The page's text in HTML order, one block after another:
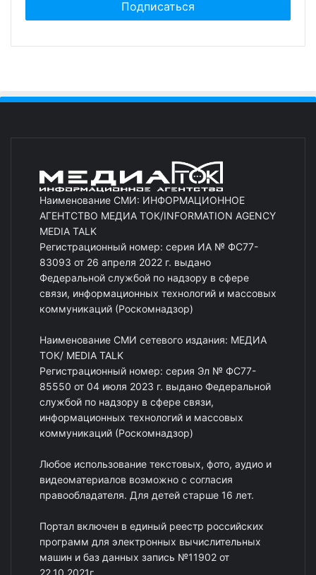
Наименование СМИ: ИНФОРМАЦИОННОЕ
АГЕНТСТВО МЕДИА ТОК/INFORMATION AGENCY
MEDIA TALK
Регистрационный номер: серия ИА № ФС77-
83093 от 26 апреля 2022 г. выдано
Федеральной службой по надзору в сфере
связи, информационных технологий и массовых
коммуникаций (Роскомнадзор)
Наименование СМИ сетевого издания: МЕДИА
ТОК/ MEDIA TALK
Регистрационный номер: серия Эл № ФС77-
85550 от 04 июля 2023 г. выдано Федеральной
службой по надзору в сфере связи,
информационных технологий и массовых
коммуникаций (Роскомнадзор)
Любое использование текстовых, фото, аудио и
видеоматериалов возможно с согласия
правообладателя. Для детей старше 16 лет.
Портал включен в единый реестр российских
программ для электронных вычислительных
машин и баз данных запись №11902 от
22.10.2021г.